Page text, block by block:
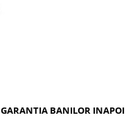
GARANTIA BANILOR INAPOI